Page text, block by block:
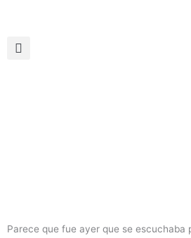
Parece que fue ayer que se escuchaba